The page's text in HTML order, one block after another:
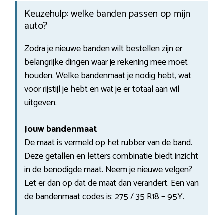
Keuzehulp: welke banden passen op mijn
auto?
Zodra je nieuwe banden wilt bestellen zijn er
belangrijke dingen waar je rekening mee moet
houden. Welke bandenmaat je nodig hebt, wat
voor rijstijl je hebt en wat je er totaal aan wil
uitgeven.
Jouw bandenmaat
De maat is vermeld op het rubber van de band.
Deze getallen en letters combinatie biedt inzicht
in de benodigde maat. Neem je nieuwe velgen?
Let er dan op dat de maat dan verandert. Een van
de bandenmaat codes is: 275 / 35 R18 – 95Y.